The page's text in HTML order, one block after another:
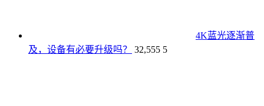
4K蓝光逐渐普
及，设备有必要升级吗？
32,555 5